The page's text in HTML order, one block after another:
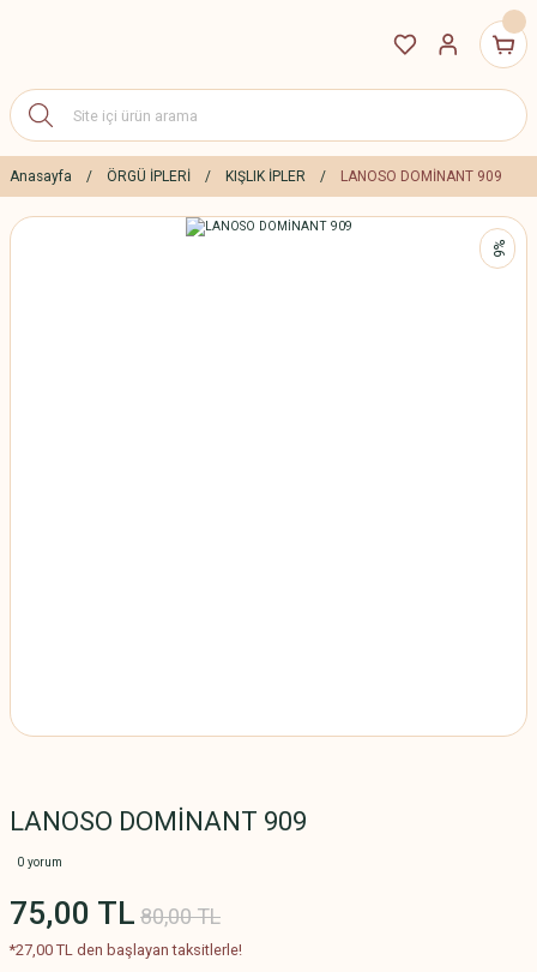
Anasayfa ÖRGÜ İPLERİ KIŞLIK İPLER LANOSO DOMİNANT 909
%6
LANOSO DOMİNANT 909
0 yorum
75,00 TL 80,00 TL
*27,00 TL den başlayan taksitlerle!